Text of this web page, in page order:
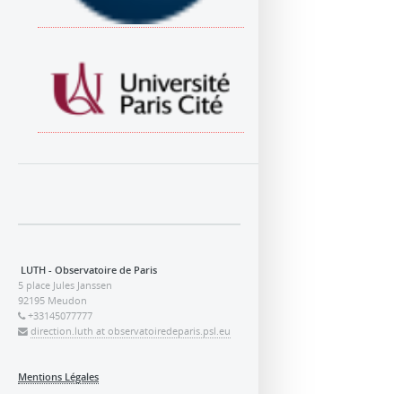
LUTH - Observatoire de Paris
5 place Jules Janssen
92195 Meudon
+33145077777
direction.luth at observatoiredeparis.psl.eu
Mentions Légales